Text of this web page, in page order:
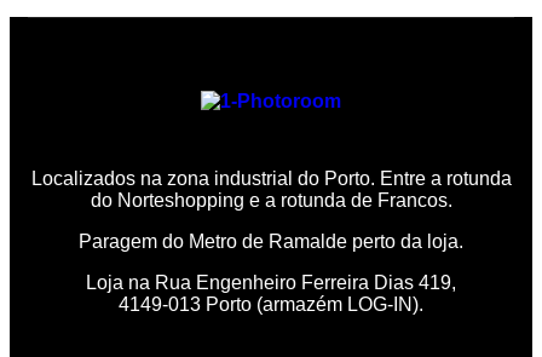
Localizados na zona industrial do Porto. Entre a rotunda
do Norteshopping e a rotunda de Francos.
Paragem do Metro de Ramalde perto da loja.
Loja na Rua Engenheiro Ferreira Dias 419,
4149-013 Porto (armazém LOG-IN).